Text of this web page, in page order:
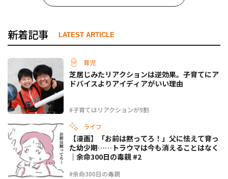
新着記事 LATEST ARTICLE
育児
#子育てはリアクションが9割
芝居じみたリアクションは逆効果。子育てにア
ドバイスよりアイディアがいい理由
ライフ
#余命300日の毒親
【漫画】「お前は黙ってろ！」父に怯えて育っ
た幼少期……トラウマは今も消えることはなく
｜余命300日の毒親 #2